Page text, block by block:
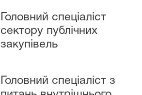
Головний спеціаліст
сектору публічних
закупівель
Головний спеціаліст з